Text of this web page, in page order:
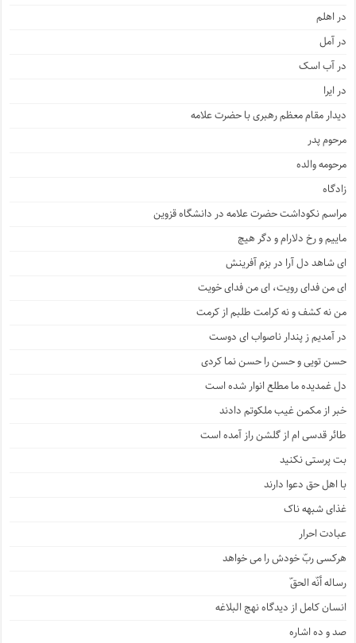
در اهلم
در آمل
در آب اسک
در ایرا
دیدار مقام معظم رهبری با حضرت علامه
مرحوم پدر
مرحومه والده
زادگاه
مراسم نکوداشت حضرت علامه در دانشگاه قزوین
ماییم و رخ دلارام و دگر هیچ
ای شاهد دل آرا در بزم آفرینش
ای من فدای رویت، ای من فدای خویت
من نه کشف و نه کرامت طلبم از کرمت
در آمدیم ز پندار ناصواب ای دوست
حسن تویی و حسن را حسن نما کردی
دل غمدیده ما مطلع انوار شده است
خبر از مکمن غیب ملکوتم دادند
طائر قدسی ام از گلشن راز آمده است
بت پرستی نکنید
با اهل حق دعوا دارند
غذای شبهه ناک
عبادت احرار
هرکسی ربّ خودش را می خواهد
رساله أنّه الحقّ
انسان کامل از دیدگاه نهج البلاغه
صد و ده اشاره